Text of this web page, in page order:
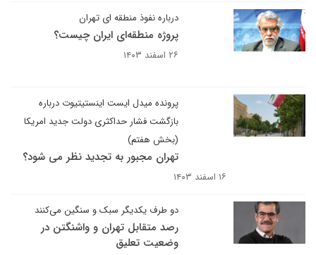
درباره نفوذ منطقه ای تهران
پروژه منطقه‌ای ایران چیست؟
۲۶ اسفند ۱۴۰۳
پرونده میدل ایست اینستیتیوت درباره
بازگشت فشار حداکثری دولت جدید امریکا
(بخش هفتم)
تهران مجبور به تجدید نظر می شود؟
۱۶ اسفند ۱۴۰۳
دو طرف یکدیگر سبک و سنگین می‌کنند
رصد متقابل تهران و واشنگتن در
وضعیت تعلیق